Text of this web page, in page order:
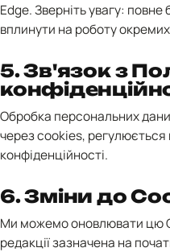
Edge. Зверніть увагу:
вплинути на роботу
5. Зв'язок з
Обробка персональних
через cookies,
конфіденційності.
6. Зміни до
Ми можемо оновлювати цю
редакції зазначена на